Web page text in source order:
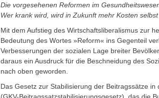
Die vorgesehenen Reformen im
Wer krank wird, wird in Zukunft mehr Kosten selbst
Mit dem Aufstieg des Wirtschaftsliberalismus zur
Bedeutung des Wortes »Reform« ins Gegenteil
Verbesserungen der sozialen Lage breiter
daraus ein Ausdruck für die Beschneidung des
nach oben geworden.
Das Gesetz zur Stabilisierung der Beitragssätze
(GKV-Beitragssatzstabilisierungsgesetz), das die